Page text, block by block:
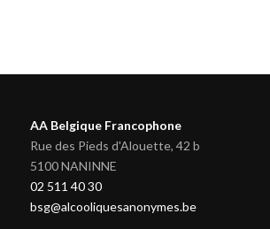
AA Belgique Francophone
Rue des Pieds d'Alouette, 42 b
5100 NANINNE
02 511 40 30
bsg@alcooliquesanonymes.be